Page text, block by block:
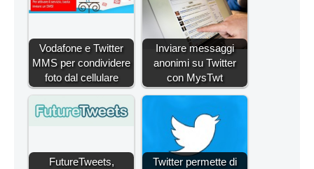
Vodafone e Twitter
MMS per condividere
foto dal cellulare
Inviare messaggi
anonimi su Twitter
con MysTwt
FutureTweets,
Twitter permette di